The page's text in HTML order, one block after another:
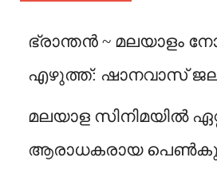
ഭ്രാന്തൻ ~ മലയാളം
എഴുത്ത്: ഷാനവാസ്
മലയാള സിനിമയിൽ
ആരാധകരായ